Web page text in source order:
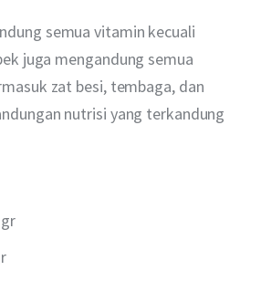
semua vitamin kecuali
juga mengandung semua
zat besi, tembaga, dan
nutrisi yang terkandung